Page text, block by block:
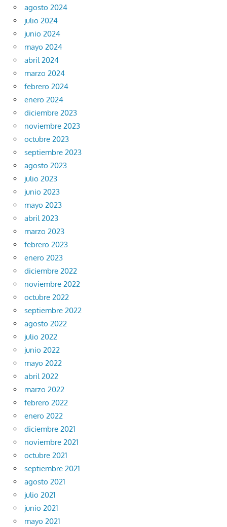
agosto 2024
julio 2024
junio 2024
mayo 2024
abril 2024
marzo 2024
febrero 2024
enero 2024
diciembre 2023
noviembre 2023
octubre 2023
septiembre 2023
agosto 2023
julio 2023
junio 2023
mayo 2023
abril 2023
marzo 2023
febrero 2023
enero 2023
diciembre 2022
noviembre 2022
octubre 2022
septiembre 2022
agosto 2022
julio 2022
junio 2022
mayo 2022
abril 2022
marzo 2022
febrero 2022
enero 2022
diciembre 2021
noviembre 2021
octubre 2021
septiembre 2021
agosto 2021
julio 2021
junio 2021
mayo 2021